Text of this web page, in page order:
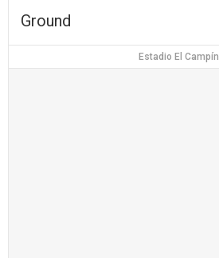
Ground
Estadio El Campín